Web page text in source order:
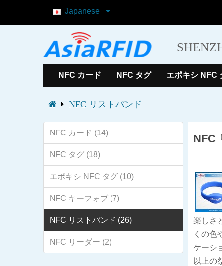
Japanese
NFC カード NFC タグ エポキシ NFC
NFC リストバンド
NFC カード (14)
NFC タグ (18)
エポキシ NFC タグ (10)
NFC キーフォブ (7)
NFC リストバンド (26)
NFC リーダー (2)
NFC
楽しさ
くの色
ケーシ
以上の